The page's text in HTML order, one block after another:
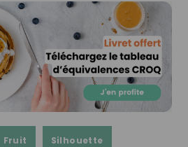
Fruit Silhouette